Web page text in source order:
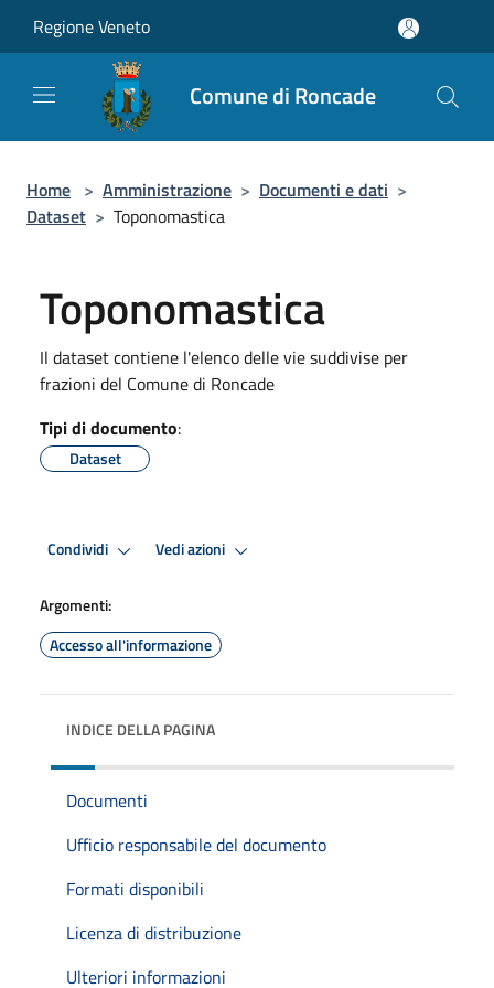
Regione Veneto
Comune di Roncade
Home > Amministrazione > Documenti e dati >
Dataset > Toponomastica
Toponomastica
Il dataset contiene l'elenco delle vie suddivise per
frazioni del Comune di Roncade
Tipi di documento:
Dataset
Condividi Vedi azioni
Argomenti:
Accesso all'informazione
INDICE DELLA PAGINA
Documenti
Ufficio responsabile del documento
Formati disponibili
Licenza di distribuzione
Ulteriori informazioni